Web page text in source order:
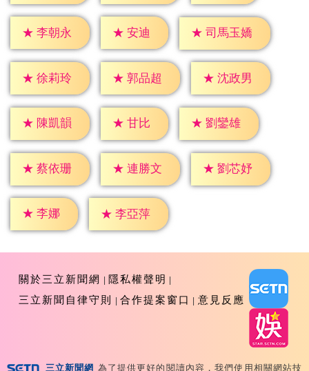
★ 李朝永 ★ 安迪 ★ 司馬玉嬌
★ 徐莉玲 ★ 郭品超 ★ 沈政男
★ 陳凱韻 ★ 甘比 ★ 劉鑾雄
★ 蔡依珊 ★ 連勝文 ★ 劉芯妤
★ 李娜 ★ 李亞萍
關於三立新聞網
隱私權聲明
三立新聞自律守則
合作提案窗口 意見反應
三立新聞網 為了提供更好的閱讀內容，我們使用相關網站技